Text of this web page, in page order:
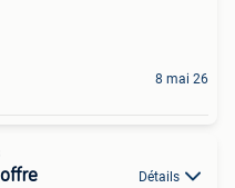
8 mai 26
Détails